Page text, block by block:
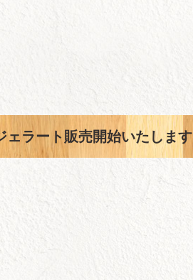
ェラート販売開始いたします